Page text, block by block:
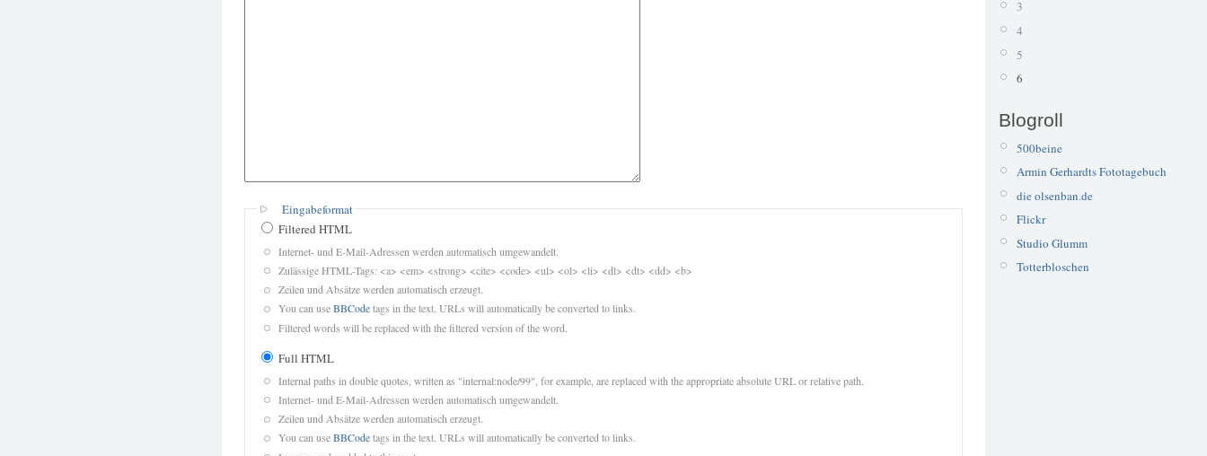
Eingabeformat
Filtered HTML
Internet- und E-Mail-Adressen werden automatisch umgewandelt.
Zulässige HTML-Tags: <a> <em> <strong> <cite> <code> <ul> <ol> <li> <dl> <dt> <dd> <b>
Zeilen und Absätze werden automatisch erzeugt.
You can useBBCodetags in the text. URLs will automatically be converted to links.
Filtered words will be replaced with the filtered version of the word.
Full HTML
Internal paths in double quotes, written as "internal:node/99", for example, are replaced with the appropriate absolute URL or relative path.
Internet- und E-Mail-Adressen werden automatisch umgewandelt.
Zeilen und Absätze werden automatisch erzeugt.
You can useBBCodetags in the text. URLs will automatically be converted to links.
3
4
5
6
Blogroll
500beine
Armin Gerhardts Fototagebuch
die olsenban.de
Flickr
Studio Glumm
Totterbloschen